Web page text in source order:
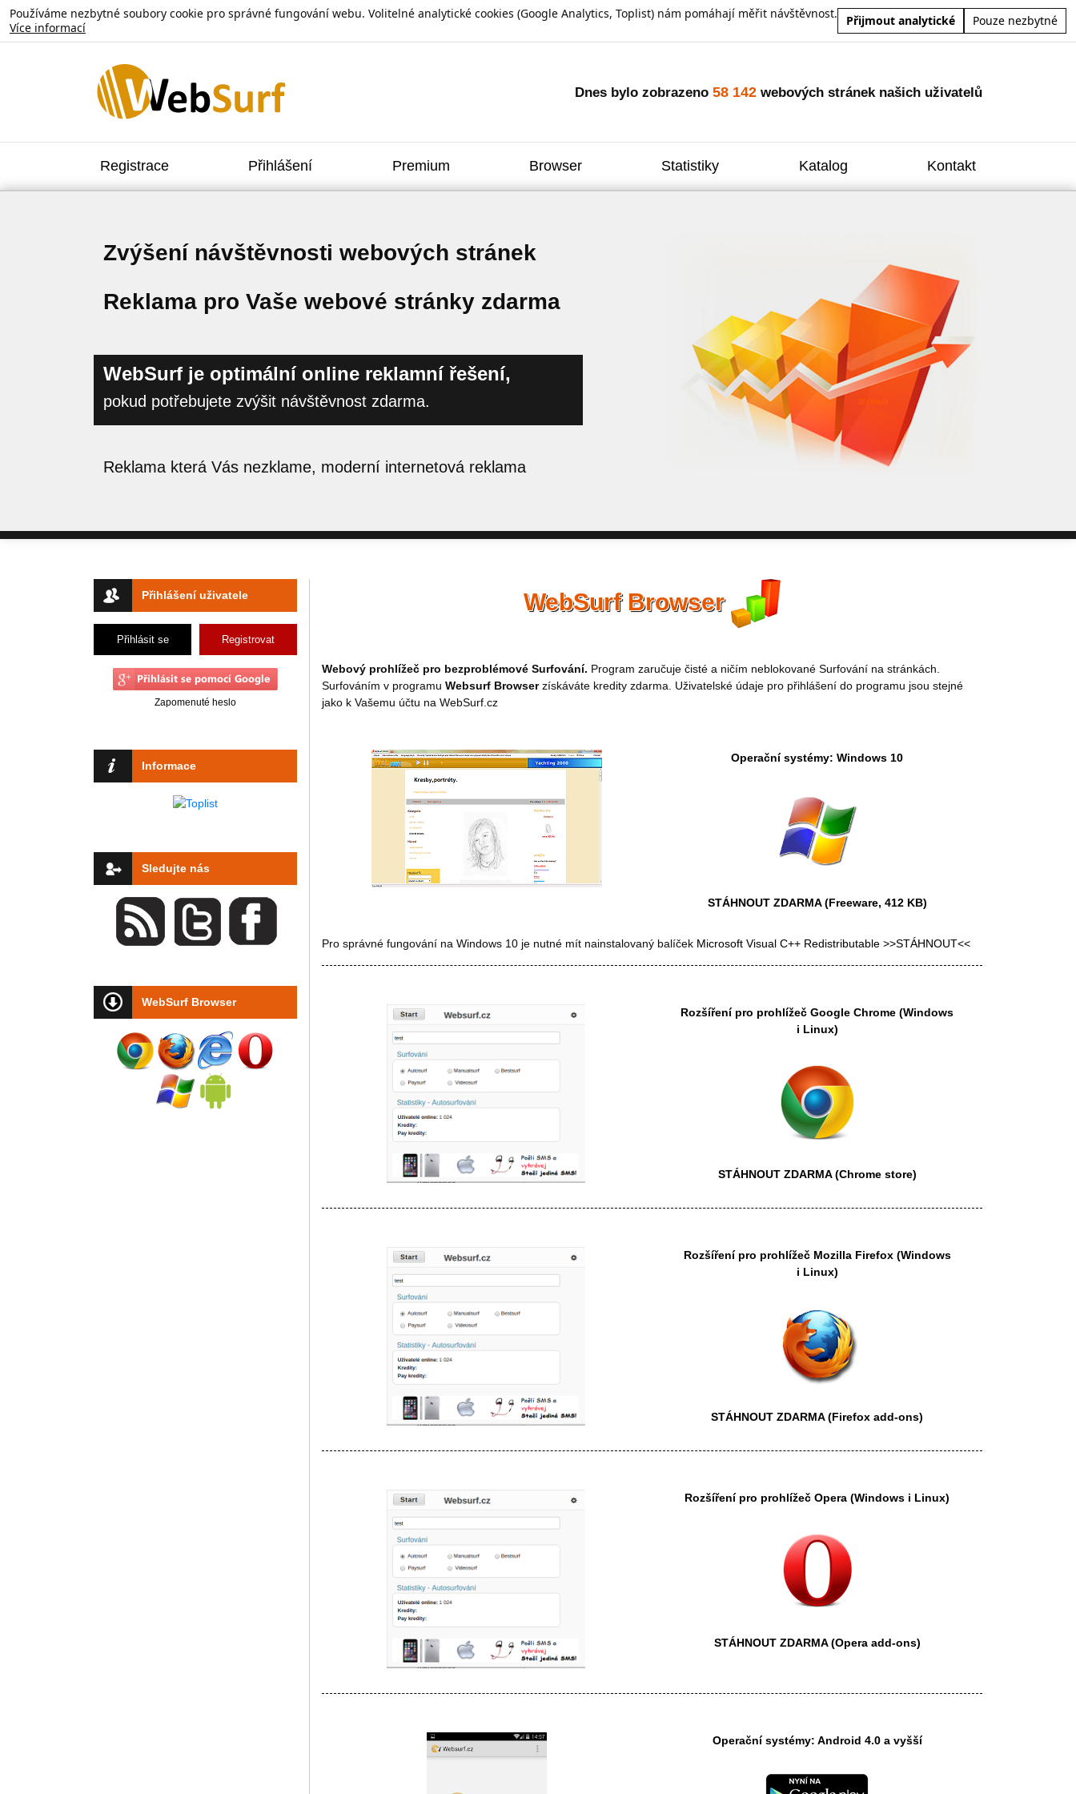
Používáme nezbytné soubory cookie pro správné fungování webu. Volitelné analytické cookies (Google Analytics, Toplist) nám pomáhají měřit návštěvnost.
Více informací
Přijmout analytické Pouze nezbytné
Dnes bylo zobrazeno 58 142 webových stránek našich uživatelů
Registrace Přihlášení Premium Browser Statistiky Katalog Kontakt
Zvýšení návštěvnosti webových stránek
Reklama pro Vaše webové stránky zdarma
WebSurf je optimální online reklamní řešení,
pokud potřebujete zvýšit návštěvnost zdarma.
Reklama která Vás nezklame, moderní internetová reklama
Přihlášení uživatele
Přihlásit se Registrovat
Zapomenuté heslo
Informace
Sledujte nás
WebSurf Browser
WebSurf Browser
Webový prohlížeč pro bezproblémové Surfování. Program zaručuje čisté a ničím neblokované Surfování na stránkách.
Surfováním v programu Websurf Browserzískáváte kredity zdarma. Uživatelské údaje pro přihlášení do programu jsou stejné
jako k Vašemu účtu na WebSurf.cz
Operační systémy: Windows 10
STÁHNOUT ZDARMA(Freeware, 412 KB)
Pro správné fungování na Windows 10 je nutné mít nainstalovaný balíček Microsoft Visual C++ Redistributable >>STÁHNOUT<<
Rozšíření pro prohlížečGoogle Chrome (Windows
i Linux)
STÁHNOUT ZDARMA(Chrome store)
Rozšíření pro prohlížeč Mozilla Firefox(Windows
i Linux)
STÁHNOUT ZDARMA(Firefox add-ons)
Rozšíření pro prohlížečOpera (Windows i Linux)
STÁHNOUT ZDARMA(Opera add-ons)
Operační systémy: Android 4.0 a vyšší